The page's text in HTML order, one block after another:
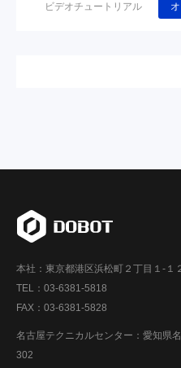
ビデオチュートリアル
本社：東京都港区浜松町２丁目１-１
TEL：03-6381-5818
FAX：03-6381-5828
名古屋テクニカルセンター：愛知県
302